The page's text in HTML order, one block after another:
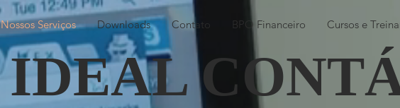
Nossos Serviços Downloads Contato BPO Financeiro Cursos e
IDEAL